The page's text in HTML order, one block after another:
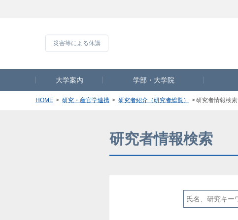
大学案内 学部・大学院
HOME 研究・産官学連携 研究者紹介（研究者総覧） 研究者情報検索
研究者情報検索